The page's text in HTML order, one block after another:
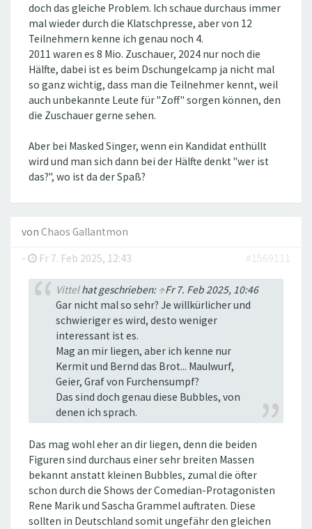
doch das gleiche Problem. Ich schaue durchaus immer
mal wieder durch die Klatschpresse, aber von 12
Teilnehmern kenne ich genau noch 4.
2011 waren es 8 Mio. Zuschauer, 2024 nur noch die
Hälfte, dabei ist es beim Dschungelcamp ja nicht mal
so ganz wichtig, dass man die Teilnehmer kennt, weil
auch unbekannte Leute für "Zoff" sorgen können, den
die Zuschauer gerne sehen.
Aber bei Masked Singer, wenn ein Kandidat enthüllt
wird und man sich dann bei der Hälfte denkt "wer ist
das?", wo ist da der Spaß?
von Chaos Gallantmon
-
Fr 7. Feb 2025, 12:43 #1569111
Vittelhat geschrieben: ↑Fr 7. Feb 2025, 10:46
Gar nicht mal so sehr? Je willkürlicher und
schwieriger es wird, desto weniger
interessant ist es.
Mag an mir liegen, aber ich kenne nur
Kermit und Bernd das Brot... Maulwurf,
Geier, Graf von Furchensumpf?
Das sind doch genau diese Bubbles, von
denen ich sprach.
Das mag wohl eher an dir liegen, denn die beiden
Figuren sind durchaus einer sehr breiten Massen
bekannt anstatt kleinen Bubbles, zumal die öfter
schon durch die Shows der Comedian-Protagonisten
Rene Marik und Sascha Grammel auftraten. Diese
sollten in Deutschland somit ungefähr den gleichen